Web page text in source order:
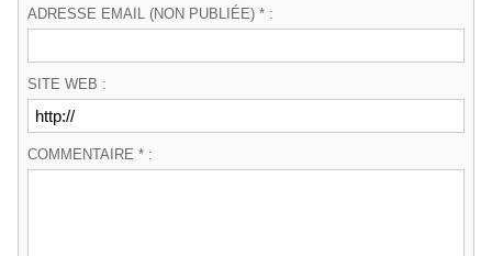
ADRESSE EMAIL (NON PUBLIÉE) * :
SITE WEB :
COMMENTAIRE * :